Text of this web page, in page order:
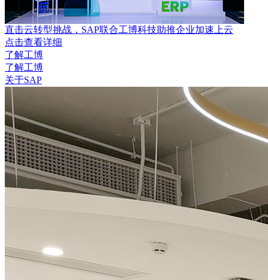
直击云转型挑战，SAP联合工博科技助推企业加速上云
点击查看详细
了解工博
了解工博
关于SAP